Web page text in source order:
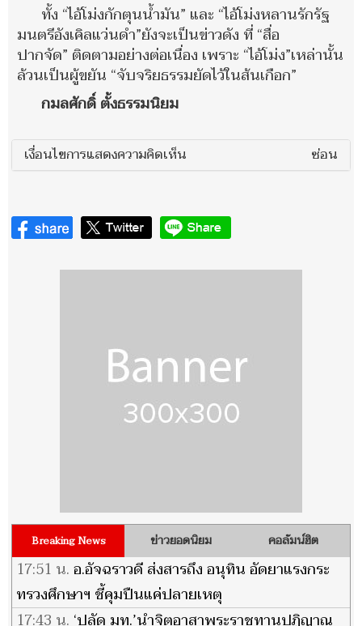
ทั้ง “ไอ้โม่งกักตุนน้ำมัน” และ “ไอ้โม่งหลานรักรัฐ
มนตรีอังเคิลแว่นดำ”ยังจะเป็นข่าวดัง ที่ “สื่อ
ปากจัด” ติดตามอย่างต่อเนื่อง เพราะ “ไอ้โม่ง”เหล่านั้น
ล้วนเป็นผู้ขยัน “จับจริยธรรมยัดไว้ในส้นเกือก”
กมลศักดิ์ ตั้งธรรมนิยม
เงื่อนไขการแสดงความคิดเห็น ซ่อน
Breaking News ข่าวยอดนิยม คอลัมน์ฮิต
17:51 น.อ.อัจฉราวดี ส่งสารถึง อนุทิน อัดยาแรงกระ
ทรวงศึกษาฯ ชี้คุมปืนแค่ปลายเหตุ
17:43 น. ‘ปลัด มท.’นำจิตอาสาพระราชทานปฏิญาณ